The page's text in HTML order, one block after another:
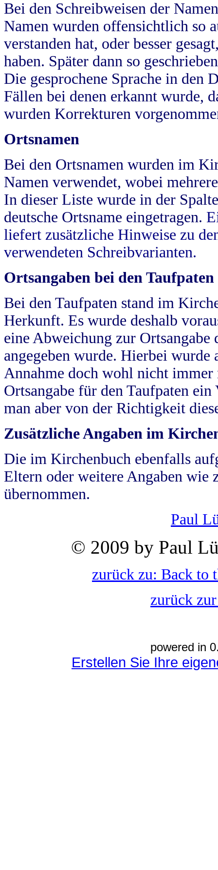
Bei den Schreibweisen der
Namen wurden offensichtlich so
verstanden hat, oder besser
haben. Später dann so
Die gesprochene Sprache in
Fällen bei denen erkannt wurde,
wurden Korrekturen
Ortsnamen
Bei den Ortsnamen wurden im
Namen verwendet, wobei
In dieser Liste wurde in der
deutsche Ortsname eingetragen.
liefert zusätzliche Hinweise zu
verwendeten Schreibvarianten.
Ortsangaben bei den Taufpaten
Bei den Taufpaten stand im
Herkunft. Es wurde deshalb
eine Abweichung zur
angegeben wurde. Hierbei wurde
Annahme doch wohl nicht
Ortsangabe für den Taufpaten
man aber von der Richtigkeit
Zusätzliche Angaben im
Die im Kirchenbuch ebenfalls
Eltern oder weitere Angaben wie
übernommen.
Paul
© 2009 by Paul
zurück zu: Back to
zurück
powered in
Erstellen Sie Ihre